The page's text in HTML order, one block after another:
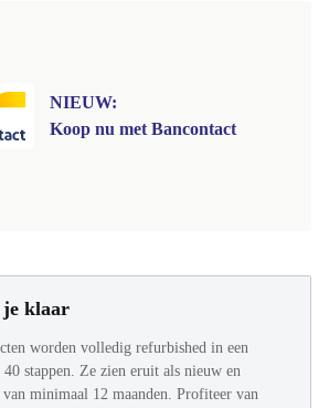
NIEUW:
Koop nu met Bancontact
je klaar
worden volledig refurbished in een
40 stappen. Ze zien eruit als nieuw en
van minimaal 12 maanden. Profiteer van